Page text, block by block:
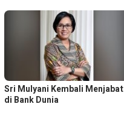
Sri Mulyani Kembali Menjabat
di Bank Dunia